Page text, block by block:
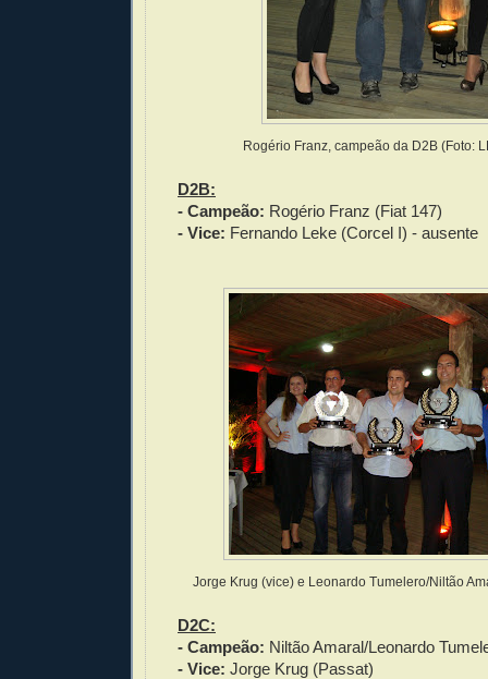
Rogério Franz, campeão da D2B (Foto:
D2B:
- Campeão: Rogério Franz (Fiat 147)
- Vice: Fernando Leke (Corcel I) - ausente
Jorge Krug (vice) e Leonardo Tumelero/Niltão
D2C:
- Campeão: Niltão Amaral/Leonardo
- Vice: Jorge Krug (Passat)